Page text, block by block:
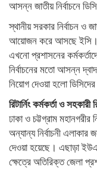
আসন্ন জাতীয় নির্বাচনে
স্থানীয় সরকার নির্বাচন ও
আয়োজন করে আসছে ইসি।
এখনো প্রশাসনের
নির্বাচনের মতো আসন্ন দ্বাদশ
নিয়োগ দেওয়া হলো
রিটার্নিং কর্মকর্তা ও সহকারী
ঢাকা ও চট্টগ্রাম মহানগরীর
অন্যান্য নির্বাচনী এলাকার
দেওয়া হয়েছে। এছাড়া
ক্ষেত্রে অতিরিক্ত জেলা